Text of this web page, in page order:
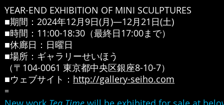
YEAR-END EXHIBITION OF MINI SCULPTURES
■期間：2024年12月9日(月)―12月21日(土)
■時間：11:00-18:30（最終日17:00まで）
■休廊日：日曜日
■場所：ギャラリーせいほう
（〒104-0061 東京都中央区銀座8-10-7）
■ウェブサイト： http://gallery-seiho.com
=